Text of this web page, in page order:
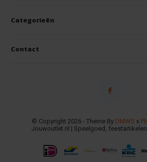
Categorieën
Contact
© Copyright 2026 - Theme By DMWS x
Jouwoutlet.nl | Speelgoed,